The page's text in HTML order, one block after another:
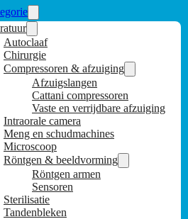
Autoclaaf
Chirurgie
Compressoren & afzuiging
Afzuigslangen
Cattani compressoren
Vaste en verrijdbare afzuiging
Intraorale camera
Meng en schudmachines
Microscoop
Röntgen & beeldvorming
Röntgen armen
Sensoren
Sterilisatie
Tandenbleken